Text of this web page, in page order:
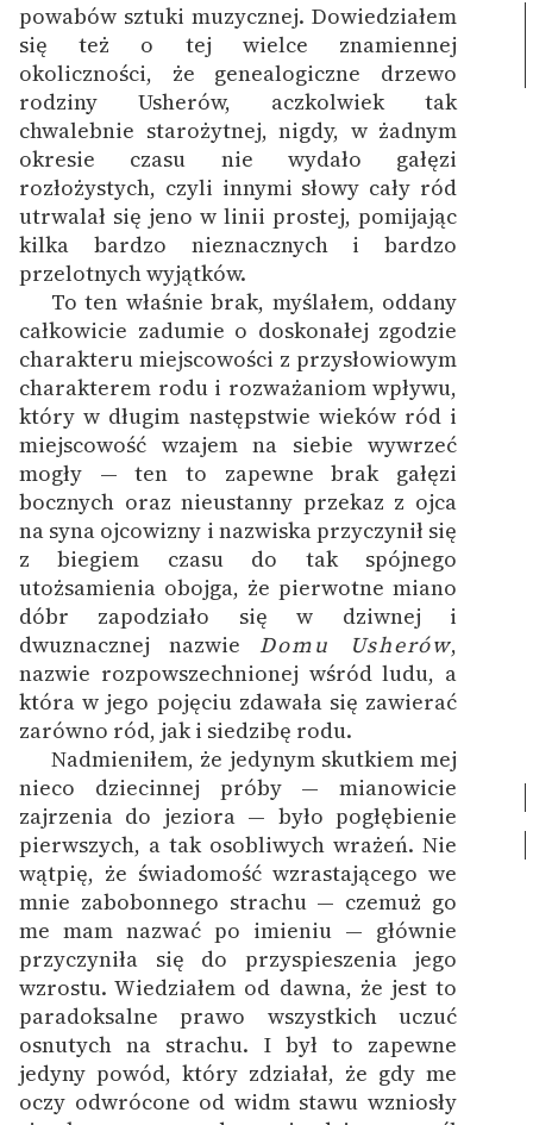
powabów sztuki muzycznej. Dowiedziałem
się też o tej wielce znamiennej
okoliczności, że genealogiczne drzewo
rodziny Usherów, aczkolwiek tak
chwalebnie starożytnej, nigdy, w żadnym
okresie czasu nie wydało gałęzi
rozłożystych, czyli innymi słowy cały ród
utrwalał się jeno w linii prostej, pomijając
kilka bardzo nieznacznych i bardzo
przelotnych wyjątków.
To ten właśnie brak, myślałem, oddany
całkowicie zadumie o doskonałej zgodzie
charakteru miejscowości z przysłowiowym
charakterem rodu i rozważaniom wpływu,
który w długim następstwie wieków ród i
miejscowość wzajem na siebie wywrzeć
mogły — ten to zapewne brak gałęzi
bocznych oraz nieustanny przekaz z ojca
na syna ojcowizny i nazwiska przyczynił się
z biegiem czasu do tak spójnego
utożsamienia obojga, że pierwotne miano
dóbr zapodziało się w dziwnej i
dwuznacznej nazwieDomu Usherów,
nazwie rozpowszechnionej wśród ludu, a
która w jego pojęciu zdawała się zawierać
zarówno ród, jak i siedzibę rodu.
Nadmieniłem, że jedynym skutkiem mej
nieco dziecinnej próby — mianowicie
zajrzenia do jeziora — było pogłębienie
pierwszych, a tak osobliwych wrażeń. Nie
wątpię, że świadomość wzrastającego we
mnie zabobonnego strachu — czemuż go
me mam nazwać po imieniu — głównie
przyczyniła się do przyspieszenia jego
wzrostu. Wiedziałem od dawna, że jest to
paradoksalne prawo wszystkich uczuć
osnutych na strachu. I był to zapewne
jedyny powód, który zdziałał, że gdy me
oczy odwrócone od widm stawu wzniosły